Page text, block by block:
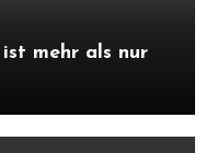
mehr als nur